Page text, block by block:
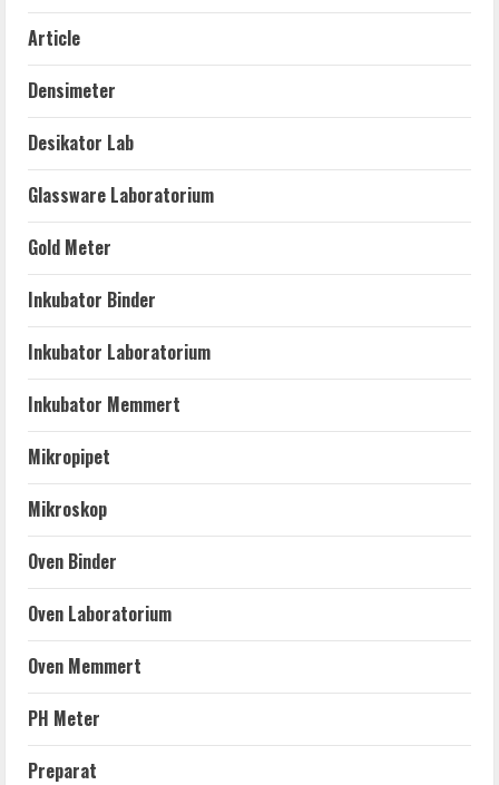
Article
Densimeter
Desikator Lab
Glassware Laboratorium
Gold Meter
Inkubator Binder
Inkubator Laboratorium
Inkubator Memmert
Mikropipet
Mikroskop
Oven Binder
Oven Laboratorium
Oven Memmert
PH Meter
Preparat